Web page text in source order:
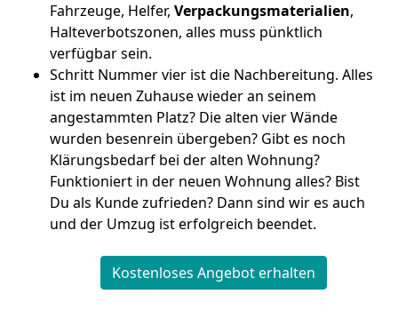
Fahrzeuge, Helfer, Verpackungsmaterialien,
Halteverbotszonen, alles muss pünktlich
verfügbar sein.
Schritt Nummer vier ist die Nachbereitung. Alles
ist im neuen Zuhause wieder an seinem
angestammten Platz? Die alten vier Wände
wurden besenrein übergeben? Gibt es noch
Klärungsbedarf bei der alten Wohnung?
Funktioniert in der neuen Wohnung alles? Bist
Du als Kunde zufrieden? Dann sind wir es auch
und der Umzug ist erfolgreich beendet.
Kostenloses Angebot erhalten